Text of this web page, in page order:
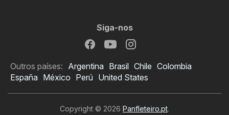
Siga-nos
Outros países: Argentina Brasil Chile Colombia
España México Perú United States
Copyright © 2026 Panfleteiro.pt.